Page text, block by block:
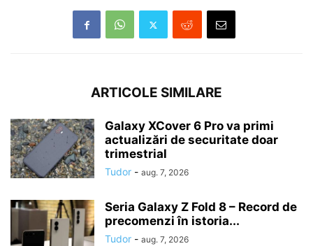
ARTICOLE SIMILARE
Galaxy XCover 6 Pro va primi
actualizări de securitate doar
trimestrial
Tudor - aug. 7, 2026
Seria Galaxy Z Fold 8 – Record de
precomenzi în istoria...
Tudor - aug. 7, 2026